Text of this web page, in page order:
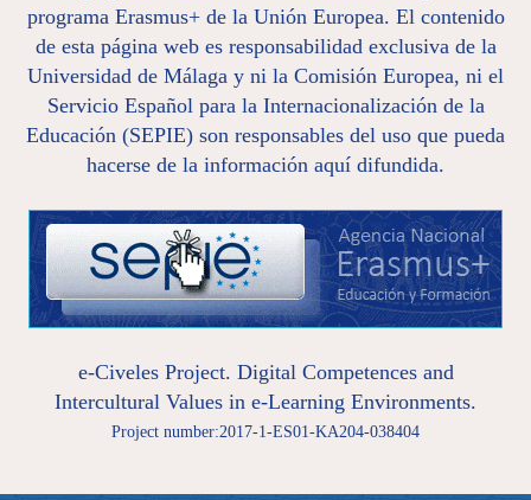
programa Erasmus+ de la Unión Europea. El contenido
de esta página web es responsabilidad exclusiva de la
Universidad de Málaga y ni la Comisión Europea, ni el
Servicio Español para la Internacionalización de la
Educación (SEPIE) son responsables del uso que pueda
hacerse de la información aquí difundida.
e-Civeles Project. Digital Competences and
Intercultural Values in e-Learning Environments.
Project number:2017-1-ES01-KA204-038404